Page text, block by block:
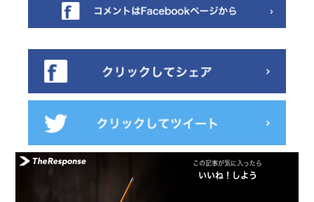
この記事が気に入ったら
いいね！しよう